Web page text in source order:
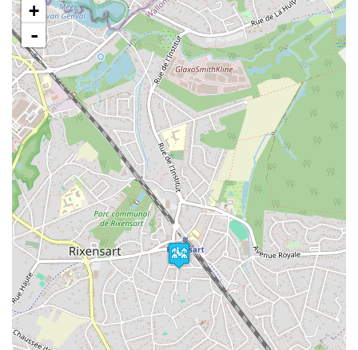
CARTE
Carte IGN des 11 promenades de
Rixenxart > 7,50 euros
Nouvelle présentation des 11
promenades du SI Rixensart, avec
descriptif et plan dans un livret spiralé
de 42 pages
Format 210 x 115 m > 14,50 euros
En vente à l'A.C. de Rixensart et dans les meilleures
librairies
+
-